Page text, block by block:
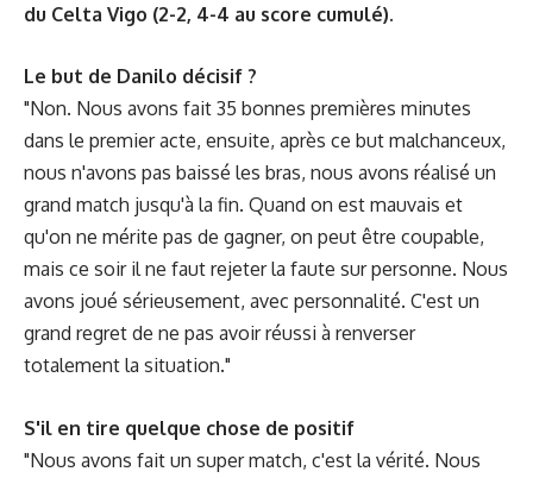
du Celta Vigo (2-2, 4-4 au score cumulé).
Le but de Danilo décisif ?
"Non. Nous avons fait 35 bonnes premières minutes
dans le premier acte, ensuite, après ce but malchanceux,
nous n'avons pas baissé les bras, nous avons réalisé un
grand match jusqu'à la fin. Quand on est mauvais et
qu'on ne mérite pas de gagner, on peut être coupable,
mais ce soir il ne faut rejeter la faute sur personne. Nous
avons joué sérieusement, avec personnalité. C'est un
grand regret de ne pas avoir réussi à renverser
totalement la situation."
S'il en tire quelque chose de positif
"Nous avons fait un super match, c'est la vérité. Nous